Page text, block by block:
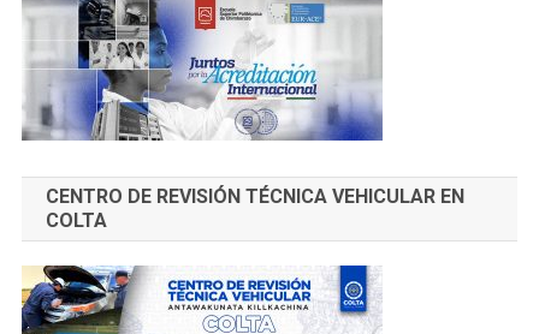
CENTRO DE REVISIÓN TÉCNICA VEHICULAR EN
COLTA